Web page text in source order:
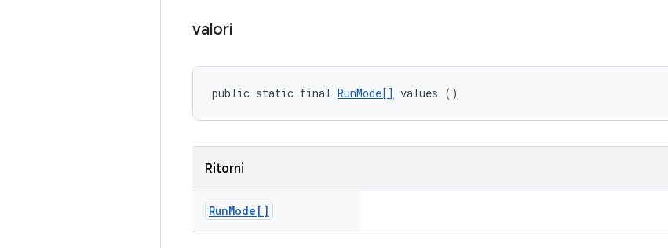
valori
public static final RunMode[] values ()
Ritorni
RunMode[]